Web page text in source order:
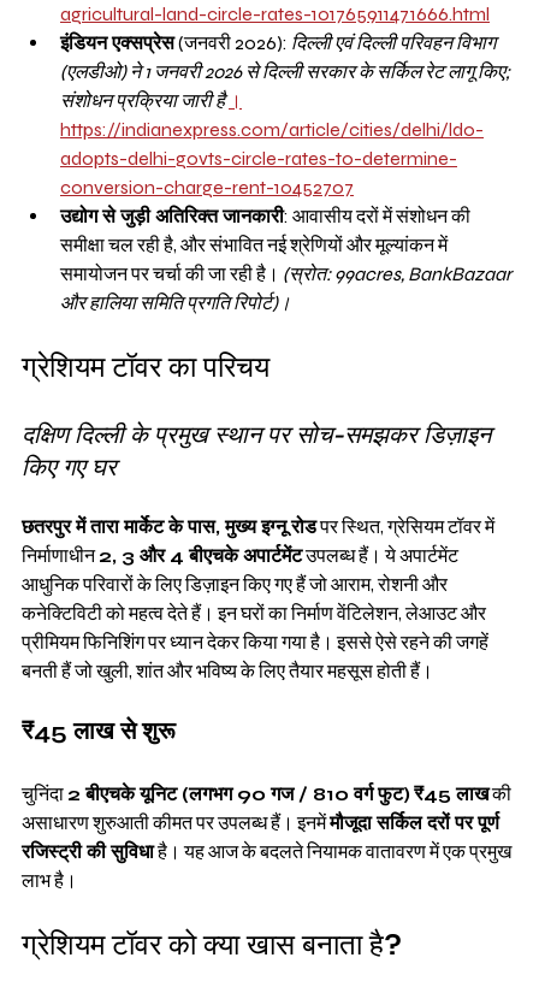
agricultural-land-circle-rates-101765911471666.html
इंडियन एक्सप्रेस (जनवरी 2026): दिल्ली एवं दिल्ली परिवहन विभाग
(एलडीओ) ने 1 जनवरी 2026 से दिल्ली सरकार के सर्किल रेट लागू किए;
संशोधन प्रक्रिया जारी है ।
https://indianexpress.com/article/cities/delhi/ldo-
adopts-delhi-govts-circle-rates-to-determine-
conversion-charge-rent-10452707
उद्योग से जुड़ी अतिरिक्त जानकारी: आवासीय दरों में संशोधन की
समीक्षा चल रही है, और संभावित नई श्रेणियों और मूल्यांकन में
समायोजन पर चर्चा की जा रही है। (स्रोत: 99acres, BankBazaar
और हालिया समिति प्रगति रिपोर्ट)।
ग्रेशियम टॉवर का परिचय
दक्षिण दिल्ली के प्रमुख स्थान पर सोच-समझकर डिज़ाइन
किए गए घर
छतरपुर में तारा मार्केट के पास, मुख्य इग्नू रोड पर स्थित, ग्रेसियम टॉवर में
निर्माणाधीन 2, 3 और 4 बीएचके अपार्टमेंट उपलब्ध हैं। ये अपार्टमेंट
आधुनिक परिवारों के लिए डिज़ाइन किए गए हैं जो आराम, रोशनी और
कनेक्टिविटी को महत्व देते हैं। इन घरों का निर्माण वेंटिलेशन, लेआउट और
प्रीमियम फिनिशिंग पर ध्यान देकर किया गया है। इससे ऐसे रहने की जगहें
बनती हैं जो खुली, शांत और भविष्य के लिए तैयार महसूस होती हैं।
₹45 लाख से शुरू
चुनिंदा 2 बीएचके यूनिट (लगभग 90 गज / 810 वर्ग फुट) ₹45 लाख की
असाधारण शुरुआती कीमत पर उपलब्ध हैं। इनमें मौजूदा सर्किल दरों पर पूर्ण
रजिस्ट्री की सुविधा है। यह आज के बदलते नियामक वातावरण में एक प्रमुख
लाभ है।
ग्रेशियम टॉवर को क्या खास बनाता है?